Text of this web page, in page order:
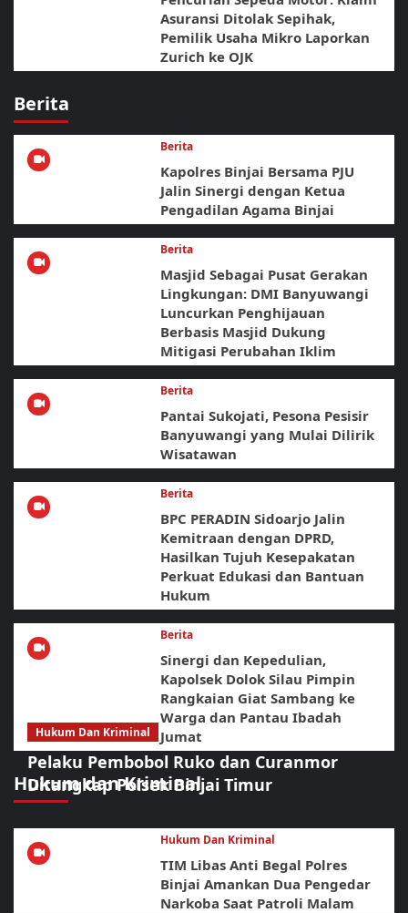
Asuransi Ditolak Sepihak,
Pemilik Usaha Mikro Laporkan
Zurich ke OJK
Berita
Berita
Kapolres Binjai Bersama PJU
Jalin Sinergi dengan Ketua
Pengadilan Agama Binjai
Berita
Masjid Sebagai Pusat Gerakan
Lingkungan: DMI Banyuwangi
Luncurkan Penghijauan
Berbasis Masjid Dukung
Mitigasi Perubahan Iklim
Berita
Pantai Sukojati, Pesona Pesisir
Banyuwangi yang Mulai Dilirik
Wisatawan
Berita
BPC PERADIN Sidoarjo Jalin
Kemitraan dengan DPRD,
Hasilkan Tujuh Kesepakatan
Perkuat Edukasi dan Bantuan
Hukum
Berita
Sinergi dan Kepedulian,
Kapolsek Dolok Silau Pimpin
Rangkaian Giat Sambang ke
Warga dan Pantau Ibadah
Jumat
Hukum dan Kriminal
Hukum Dan Kriminal
Pelaku Pembobol Ruko dan Curanmor
Ditangkap Polsek Binjai Timur
Hukum Dan Kriminal
TIM Libas Anti Begal Polres
Binjai Amankan Dua Pengedar
Narkoba Saat Patroli Malam